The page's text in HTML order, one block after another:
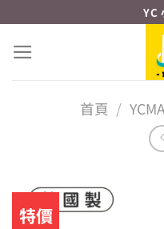
content
YC
首頁 /
特價